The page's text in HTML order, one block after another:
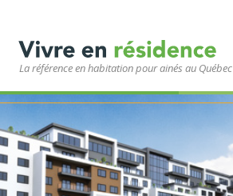
La référence en habitation pour ainés au Québec